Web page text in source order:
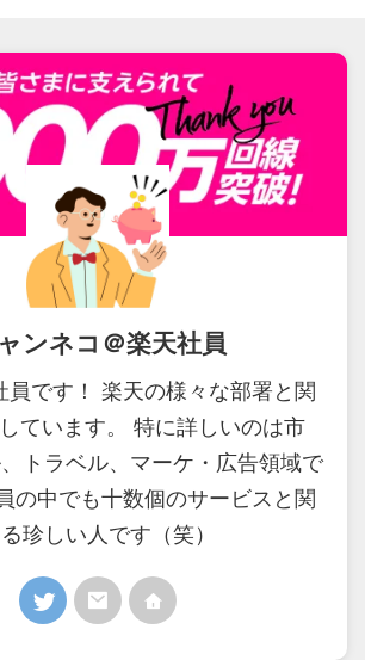
ンネコ＠楽天社員
員です！ 楽天の様々な部署と関
ています。 特に詳しいのは市
トラベル、マーケ・広告領域で
の中でも十数個のサービスと関
珍しい人です（笑）